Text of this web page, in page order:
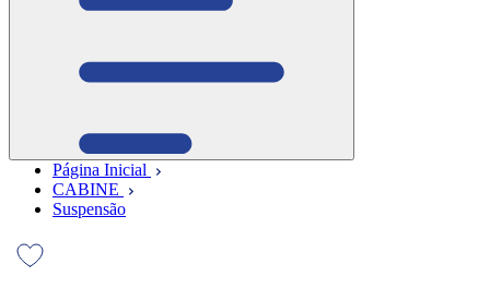
Página Inicial
CABINE
Suspensão